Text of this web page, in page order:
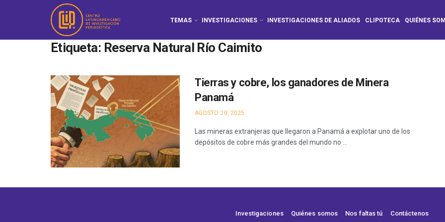
TEMAS INVESTIGACIONES INVESTIGACIONES DE ALIADOS CLIPOTECA QUIÉNES
Etiqueta: Reserva Natural Río Caimito
Tierras y cobre, los ganadores de Minera
Panamá
AGOSTO 20, 2025
Las mineras extranjeras que llegaron a Panamá a explotar uno de los
depósitos de cobre más grandes del mundo no ...
Investigaciones Quiénes somos Nos faltas tú Contáctenos